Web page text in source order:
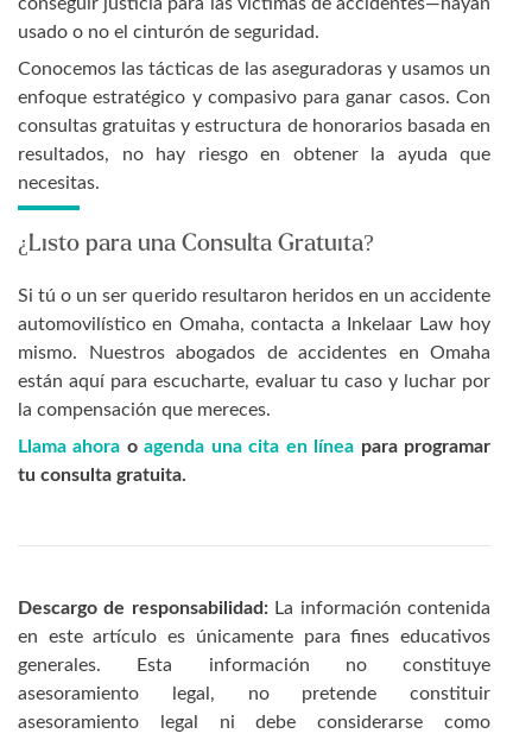
conseguir justicia para las víctimas de accidentes—hayan
usado o no el cinturón de seguridad.
Conocemos las tácticas de las aseguradoras y usamos un
enfoque estratégico y compasivo para ganar casos. Con
consultas gratuitas y estructura de honorarios basada en
resultados, no hay riesgo en obtener la ayuda que
necesitas.
¿Listo para una Consulta Gratuita?
Si tú o un ser querido resultaron heridos en un accidente
automovilístico en Omaha, contacta a Inkelaar Law hoy
mismo. Nuestros abogados de accidentes en Omaha
están aquí para escucharte, evaluar tu caso y luchar por
la compensación que mereces.
Llama ahora oagenda una cita en línea para programar
tu consulta gratuita.
Descargo de responsabilidad:La información contenida
en este artículo es únicamente para fines educativos
generales. Esta información no constituye
asesoramiento legal, no pretende constituir
asesoramiento legal ni debe considerarse como